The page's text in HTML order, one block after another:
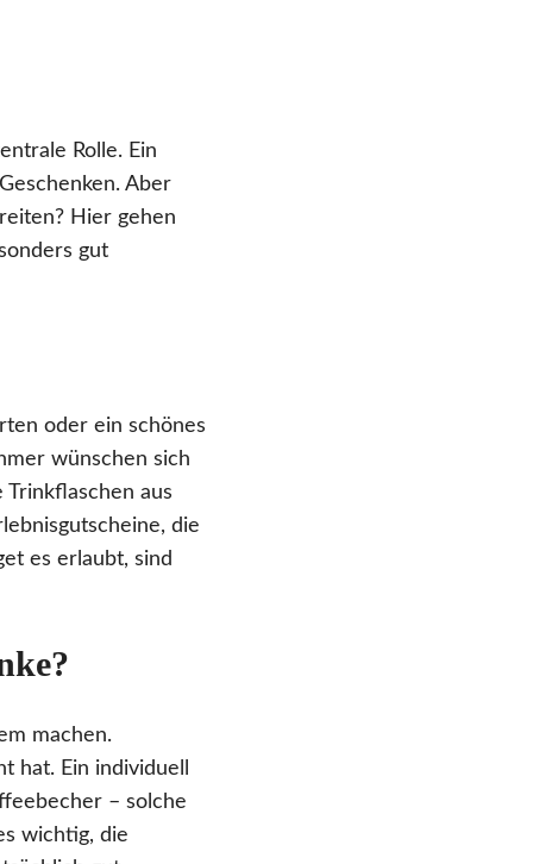
Rolle. Ein
Aber
Hier gehen
gut
oder ein schönes
wünschen sich
aus
die
es erlaubt, sind
machen.
hat. Ein individuell
– solche
wichtig, die